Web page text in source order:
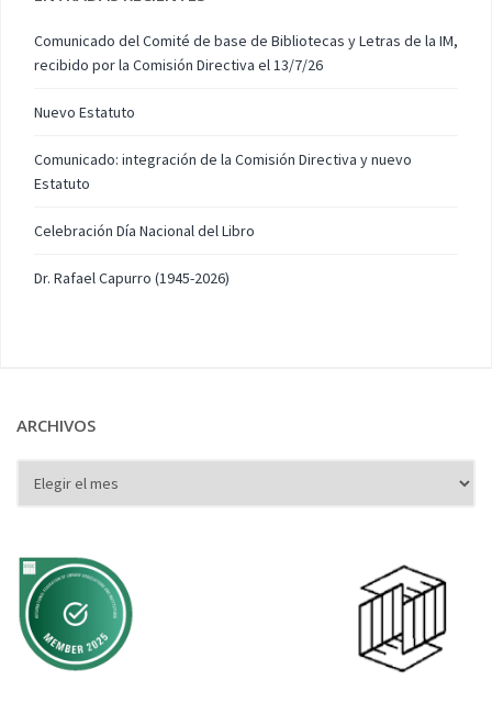
Comunicado del Comité de base de Bibliotecas y Letras de la IM,
recibido por la Comisión Directiva el 13/7/26
Nuevo Estatuto
Comunicado: integración de la Comisión Directiva y nuevo
Estatuto
Celebración Día Nacional del Libro
Dr. Rafael Capurro (1945-2026)
ARCHIVOS